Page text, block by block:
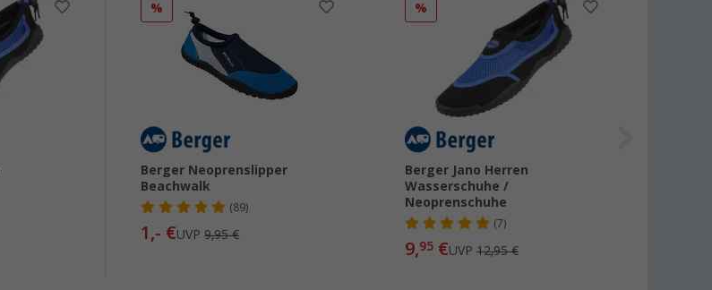
%
Berger Neoprenslipper
Beachwalk
(89)
1,- €UVP9,95 €
%
Berger Jano Herren
Wasserschuhe /
Neoprenschuhe
(7)
9,95€UVP 12,95 €